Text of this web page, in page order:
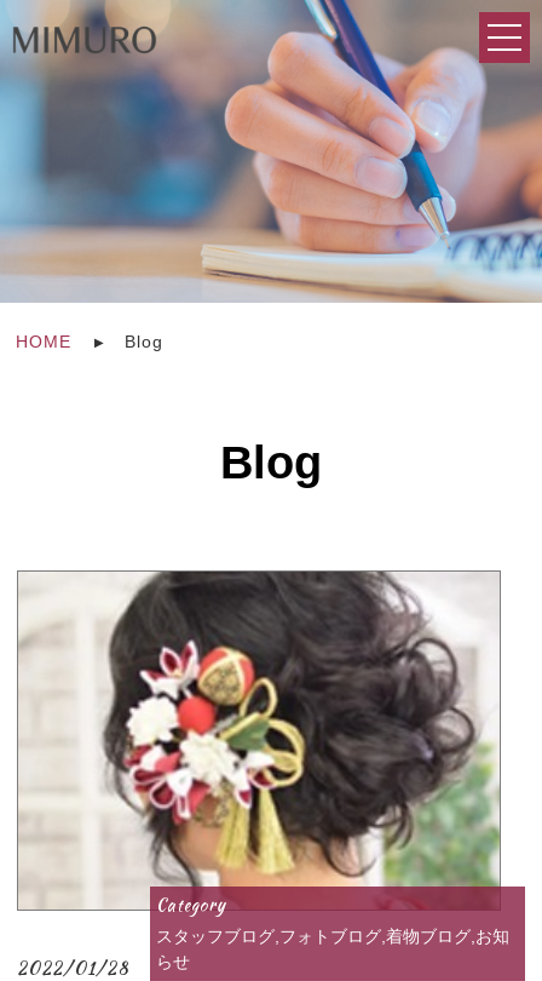
HOME Blog
Blog
2022/01/28
Category
スタッフブログ,フォトブログ,着物ブログ,お知
らせ